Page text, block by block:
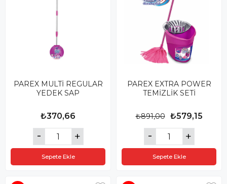
PAREX MULTİ REGULAR
YEDEK SAP
₺370,66
Sepete Ekle
PAREX EXTRA POWER
TEMİZLİK SETİ
₺579,15
₺891,00
Sepete Ekle